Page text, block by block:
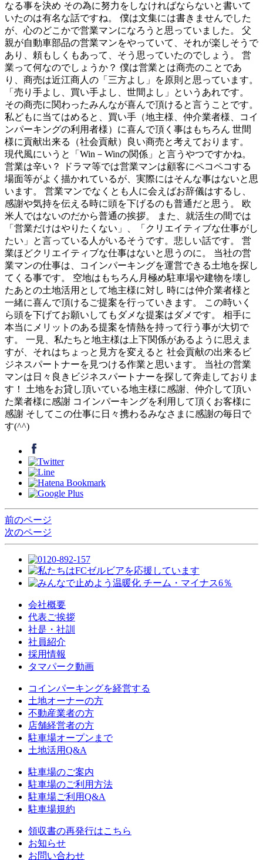
なる事を決め その為に努力をしなければならないと書いて
いたのは有名な話ですね。 僕は文集には書きませんでした
が、心のどこかで営業マンになろうと思っていました。 父
親が自動車部品の営業マンをやっていて、それが楽しそうで
あり、頼もしくもあって、そう思っていたのでしょう。 営
業って何なのでしょうか？ 僕は営業とは商売のことであ
り、商売は近江商人の「三方よし」を原則と思っています。
「売り手よし、買い手よし、世間よし」というあれです。
その商売に関わったみんなが喜んで頂けると言うことです。
私どもに当てはめると、買い手（地主様、仲介業者様、コイ
ンパーキングの利用者様）に喜んで頂く事はもちろん 世間
様に貢献出来る（社会貢献）良い商売と考えております。
現代風にいうと「Win－Winの関係」と言うやつですかね。
営業は辛い？ ドラマ等では営業マンは顧客にペコペコする
場面等がよく描かれているが、実際にはそんな事はないと思
います。 営業マンでなくとも人に会えばお辞儀はするし、
感謝や気持を伝える時に頭を下げるのも普通だと思う。 欧
米人ではないのだから普通の挨拶。 また、就活生の間では
「営業だけはやりたくない」、「クリエイティブな仕事がし
たい」と言っている人がいるそうです。悲しい話です。 営
業ほどクリエイティブな仕事はないと思うのに。 当社の営
業マンの仕事は、コインパーキングを運営できる土地を探し
てくる事です。 空地はもちろん月極め駐車場や建物を壊し
たあとの土地活用として地主様に対し 時には仲介業者様と
一緒に喜んで頂けるご提案を行っていきます。 この時いく
ら頭を下げてお願いしてもダメな提案はダメです。 相手に
本当にメリットのある提案を情熱を持って行う事が大切で
す。 一見、私たちと地主様は上下関係があるように思えま
すが、それはちょっと見方を変えると 社会貢献の出来るビ
ジネスパートナーを見つける作業と思います。 当社の営業
マンは日々良きビジネスパートナーを探して奔走しておりま
す！ 土地をお貸し頂いている地主様に感謝、仲介して頂い
た業者様に感謝 コインパーキングを利用して頂くお客様に
感謝 そしてこの仕事に日々携わるみなさまに感謝の毎日で
す(^^)
前のページ
次のページ
会社概要
代表ご挨拶
社是・社訓
社員紹介
採用情報
タマパーク動画
コインパーキングを経営する
土地オーナーの方
不動産業者の方
店舗経営者の方
駐車場オープンまで
土地活用Q&A
駐車場のご案内
駐車場のご利用方法
駐車場ご利用Q&A
駐車場規約
領収書の再発行はこちら
お知らせ
お問い合わせ